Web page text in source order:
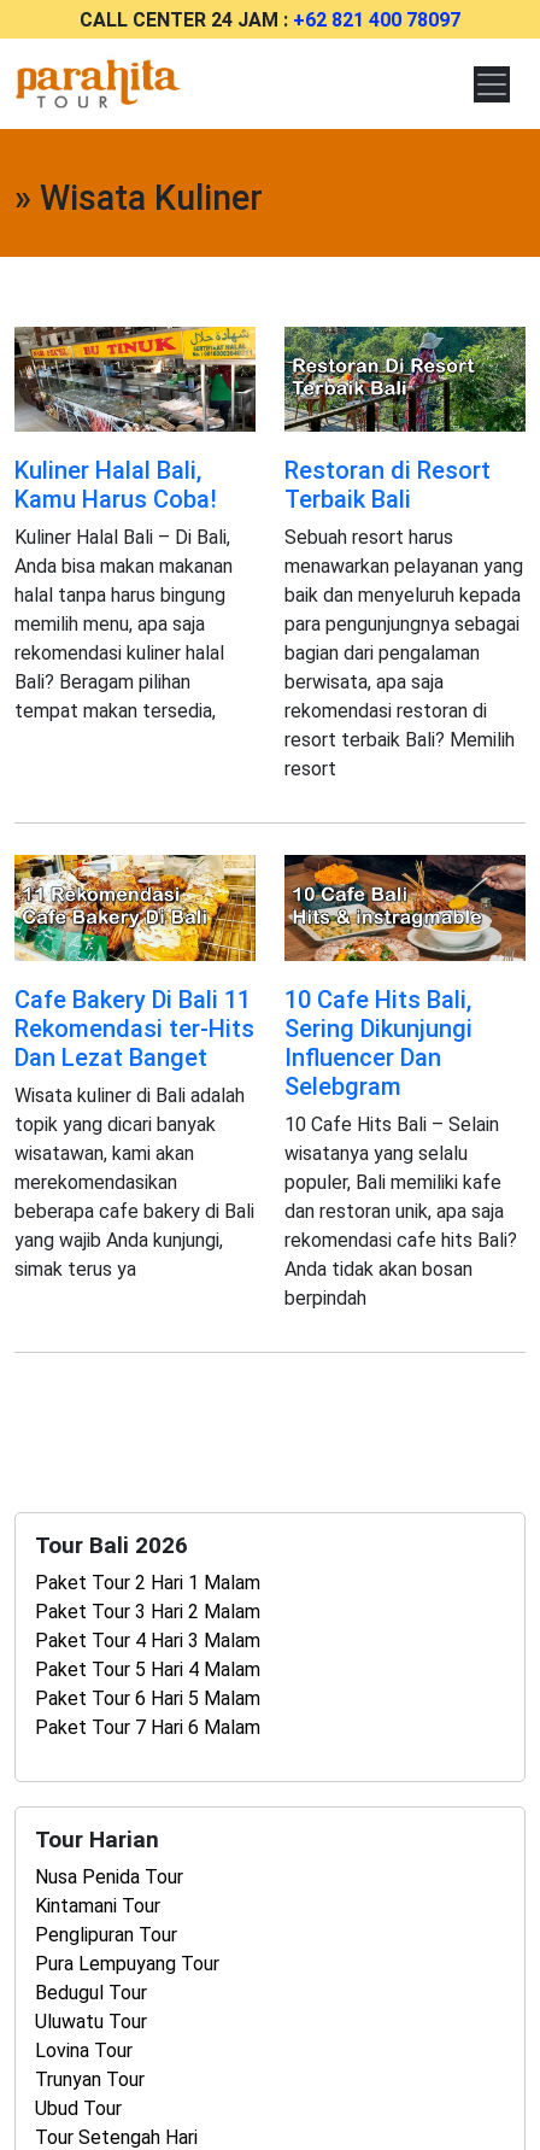
CALL CENTER 24 JAM : +62 821 400 78097
» Wisata Kuliner
Kuliner Halal Bali,
Kamu Harus Coba!
Kuliner Halal Bali – Di Bali,
Anda bisa makan makanan
halal tanpa harus bingung
memilih menu, apa saja
rekomendasi kuliner halal
Bali? Beragam pilihan
tempat makan tersedia,
Restoran di Resort
Terbaik Bali
Sebuah resort harus
menawarkan pelayanan yang
baik dan menyeluruh kepada
para pengunjungnya sebagai
bagian dari pengalaman
berwisata, apa saja
rekomendasi restoran di
resort terbaik Bali? Memilih
resort
Cafe Bakery Di Bali 11
Rekomendasi ter-Hits
Dan Lezat Banget
Wisata kuliner di Bali adalah
topik yang dicari banyak
wisatawan, kami akan
merekomendasikan
beberapa cafe bakery di Bali
yang wajib Anda kunjungi,
simak terus ya
10 Cafe Hits Bali,
Sering Dikunjungi
Influencer Dan
Selebgram
10 Cafe Hits Bali – Selain
wisatanya yang selalu
populer, Bali memiliki kafe
dan restoran unik, apa saja
rekomendasi cafe hits Bali?
Anda tidak akan bosan
berpindah
Tour Bali 2026
Paket Tour 2 Hari 1 Malam
Paket Tour 3 Hari 2 Malam
Paket Tour 4 Hari 3 Malam
Paket Tour 5 Hari 4 Malam
Paket Tour 6 Hari 5 Malam
Paket Tour 7 Hari 6 Malam
Tour Harian
Nusa Penida Tour
Kintamani Tour
Penglipuran Tour
Pura Lempuyang Tour
Bedugul Tour
Uluwatu Tour
Lovina Tour
Trunyan Tour
Ubud Tour
Tour Setengah Hari